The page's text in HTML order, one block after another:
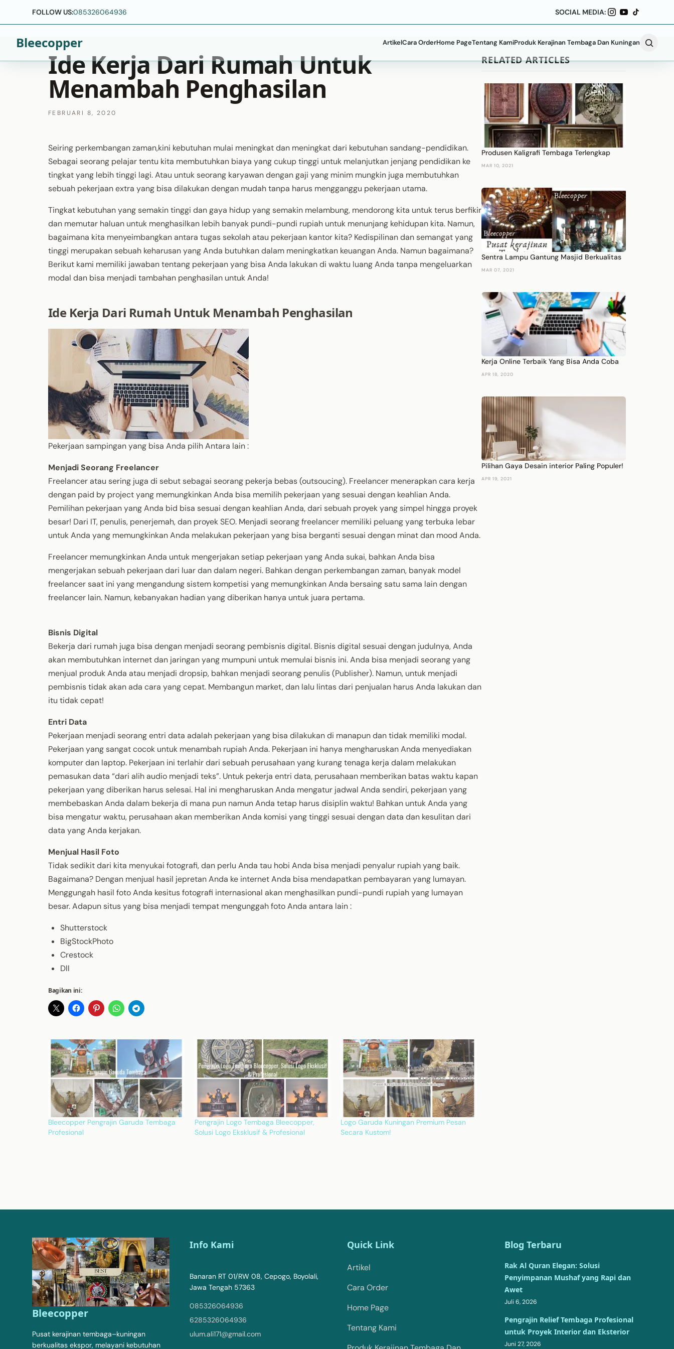
FOLLOW US:085326064936 SOCIAL MEDIA:
Bleecopper ArtikelCara OrderHome PageTentang KamiProduk Kerajinan Tembaga Dan Kuningan
Ide Kerja Dari Rumah Untuk
Menambah Penghasilan
FEBRUARI 8, 2020
Seiring perkembangan zaman,kini kebutuhan mulai meningkat dan meningkat dari kebutuhan sandang-pendidikan.
Sebagai seorang pelajar tentu kita membutuhkan biaya yang cukup tinggi untuk melanjutkan jenjang pendidikan ke
tingkat yang lebih tinggi lagi. Atau untuk seorang karyawan dengan gaji yang minim mungkin juga membutuhkan
sebuah pekerjaan extra yang bisa dilakukan dengan mudah tanpa harus mengganggu pekerjaan utama.
Tingkat kebutuhan yang semakin tinggi dan gaya hidup yang semakin melambung, mendorong kita untuk terus berfikir
dan memutar haluan untuk menghasilkan lebih banyak pundi-pundi rupiah untuk menunjang kehidupan kita. Namun,
bagaimana kita menyeimbangkan antara tugas sekolah atau pekerjaan kantor kita? Kedispilinan dan semangat yang
tinggi merupakan sebuah keharusan yang Anda butuhkan dalam meningkatkan keuangan Anda. Namun bagaimana?
Berikut kami memiliki jawaban tentang pekerjaan yang bisa Anda lakukan di waktu luang Anda tanpa mengeluarkan
modal dan bisa menjadi tambahan penghasilan untuk Anda!
Ide Kerja Dari Rumah Untuk Menambah Penghasilan
Pekerjaan sampingan yang bisa Anda pilih Antara lain :
Menjadi Seorang Freelancer
Freelancer atau sering juga di sebut sebagai seorang pekerja bebas (outsoucing). Freelancer menerapkan cara kerja
dengan paid by project yang memungkinkan Anda bisa memilih pekerjaan yang sesuai dengan keahlian Anda.
Pemilihan pekerjaan yang Anda bid bisa sesuai dengan keahlian Anda, dari sebuah proyek yang simpel hingga proyek
besar! Dari IT, penulis, penerjemah, dan proyek SEO. Menjadi seorang freelancer memiliki peluang yang terbuka lebar
untuk Anda yang memungkinkan Anda melakukan pekerjaan yang bisa berganti sesuai dengan minat dan mood Anda.
Freelancer memungkinkan Anda untuk mengerjakan setiap pekerjaan yang Anda sukai, bahkan Anda bisa
mengerjakan sebuah pekerjaan dari luar dan dalam negeri. Bahkan dengan perkembangan zaman, banyak model
freelancer saat ini yang mengandung sistem kompetisi yang memungkinkan Anda bersaing satu sama lain dengan
freelancer lain. Namun, kebanyakan hadian yang diberikan hanya untuk juara pertama.
Bisnis Digital
Bekerja dari rumah juga bisa dengan menjadi seorang pembisnis digital. Bisnis digital sesuai dengan judulnya, Anda
akan membutuhkan internet dan jaringan yang mumpuni untuk memulai bisnis ini. Anda bisa menjadi seorang yang
menjual produk Anda atau menjadi dropsip, bahkan menjadi seorang penulis (Publisher). Namun, untuk menjadi
pembisnis tidak akan ada cara yang cepat. Membangun market, dan lalu lintas dari penjualan harus Anda lakukan dan
itu tidak cepat!
Entri Data
Pekerjaan menjadi seorang entri data adalah pekerjaan yang bisa dilakukan di manapun dan tidak memiliki modal.
Pekerjaan yang sangat cocok untuk menambah rupiah Anda. Pekerjaan ini hanya mengharuskan Anda menyediakan
komputer dan laptop. Pekerjaan ini terlahir dari sebuah perusahaan yang kurang tenaga kerja dalam melakukan
pemasukan data “dari alih audio menjadi teks”. Untuk pekerja entri data, perusahaan memberikan batas waktu kapan
pekerjaan yang diberikan harus selesai. Hal ini mengharuskan Anda mengatur jadwal Anda sendiri, pekerjaan yang
membebaskan Anda dalam bekerja di mana pun namun Anda tetap harus disiplin waktu! Bahkan untuk Anda yang
bisa mengatur waktu, perusahaan akan memberikan Anda komisi yang tinggi sesuai dengan data dan kesulitan dari
data yang Anda kerjakan.
Menjual Hasil Foto
Tidak sedikit dari kita menyukai fotografi, dan perlu Anda tau hobi Anda bisa menjadi penyalur rupiah yang baik.
Bagaimana? Dengan menjual hasil jepretan Anda ke internet Anda bisa mendapatkan pembayaran yang lumayan.
Menggungah hasil foto Anda kesitus fotografi internasional akan menghasilkan pundi-pundi rupiah yang lumayan
besar. Adapun situs yang bisa menjadi tempat mengunggah foto Anda antara lain :
Shutterstock
BigStockPhoto
Crestock
Dll
Bagikan ini:
Bleecopper Pengrajin Garuda Tembaga
Profesional
Pengrajin Logo Tembaga Bleecopper,
Solusi Logo Eksklusif & Profesional
Logo Garuda Kuningan Premium Pesan
Secara Kustom!
RELATED ARTICLES
Produsen Kaligrafi Tembaga Terlengkap
MAR 10, 2021
Sentra Lampu Gantung Masjid Berkualitas
MAR 07, 2021
Kerja Online Terbaik Yang Bisa Anda Coba
APR 18, 2020
Pilihan Gaya Desain interior Paling Populer!
APR 19, 2021
Bleecopper
Pusat kerajinan tembaga–kuningan
berkualitas ekspor, melayani kebutuhan
Info Kami
Banaran RT 01/RW 08, Cepogo, Boyolali,
Jawa Tengah 57363
085326064936
6285326064936
ulum.ali171@gmail.com
Quick Link
Artikel
Cara Order
Home Page
Tentang Kami
Blog Terbaru
Rak Al Quran Elegan: Solusi
Penyimpanan Mushaf yang Rapi dan
Awet
Juli 6, 2026
Pengrajin Relief Tembaga Profesional
untuk Proyek Interior dan Eksterior
Juni 27, 2026